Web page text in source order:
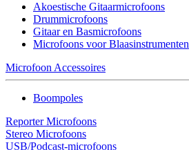
Akoestische Gitaarmicrofoons
Drummicrofoons
Gitaar en Basmicrofoons
Microfoons voor Blaasinstrumenten
Microfoon Accessoires
Boompoles
Reporter Microfoons
Stereo Microfoons
USB/Podcast-microfoons